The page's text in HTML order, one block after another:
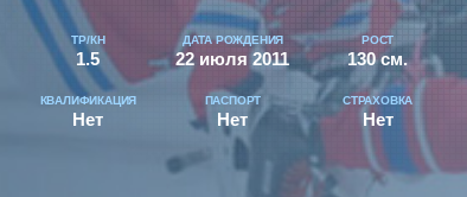
ТР/КН
1.5
ДАТА РОЖДЕНИЯ
22 июля 2011
РОСТ
130 см.
КВАЛИФИКАЦИЯ
Нет
ПАСПОРТ
Нет
СТРАХОВКА
Нет